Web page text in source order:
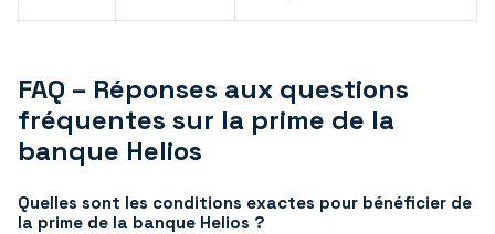
FAQ – Réponses aux questions
fréquentes sur la prime de la
banque Helios
Quelles sont les conditions exactes pour bénéficier de
la prime de la banque Helios ?